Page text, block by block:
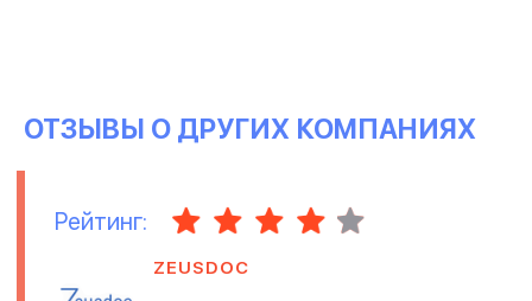
ОТЗЫВЫ О ДРУГИХ КОМПАНИЯХ
Рейтинг:
ZEUSDOC